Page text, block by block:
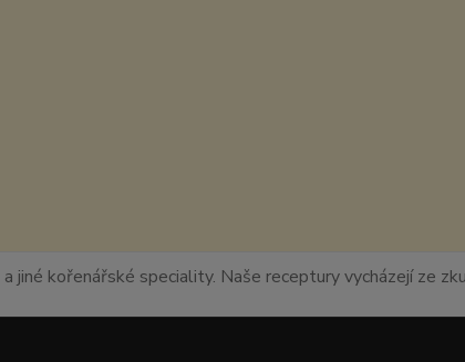
kořenářské speciality. Naše receptury vycházejí ze